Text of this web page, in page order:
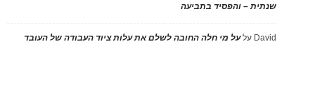
שנתית – והפסיד בתביעה
David עלעל מי חלה החובה לשלם את עלות ציוד העבודה של העובד